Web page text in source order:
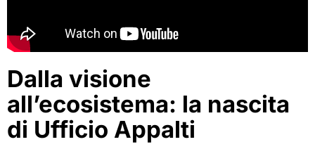
Dalla visione
all’ecosistema: la nascita
di Ufficio Appalti